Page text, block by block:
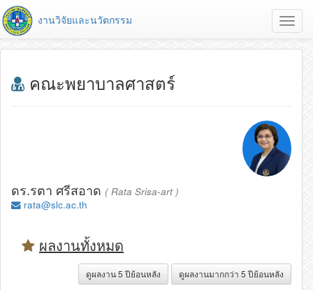
งานวิจัยและนวัตกรรม
คณะพยาบาลศาสตร์
ดร.รตา ศรีสอาด ( Rata Srisa-art )
rata@slc.ac.th
ผลงานทั้งหมด
ดูผลงาน 5 ปีย้อนหลัง ดูผลงานมากกว่า 5 ปีย้อนหลัง